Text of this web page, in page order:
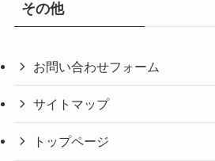
その他
お問い合わせフォーム
サイトマップ
トップページ